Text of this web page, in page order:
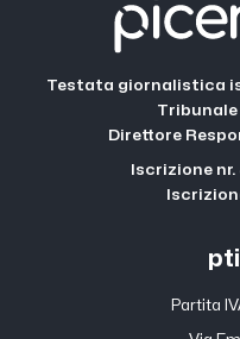
Testata giornalistica
Tribunale
Direttore
Iscrizione nr.
Partita